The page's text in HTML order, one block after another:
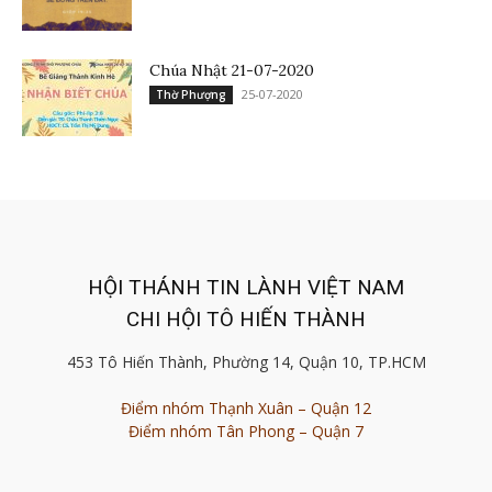
Chúa Nhật 21-07-2020
Thờ Phượng 25-07-2020
HỘI THÁNH TIN LÀNH VIỆT NAM
CHI HỘI TÔ HIẾN THÀNH
453 Tô Hiến Thành, Phường 14, Quận 10, TP.HCM
Điểm nhóm Thạnh Xuân – Quận 12
Điểm nhóm Tân Phong – Quận 7